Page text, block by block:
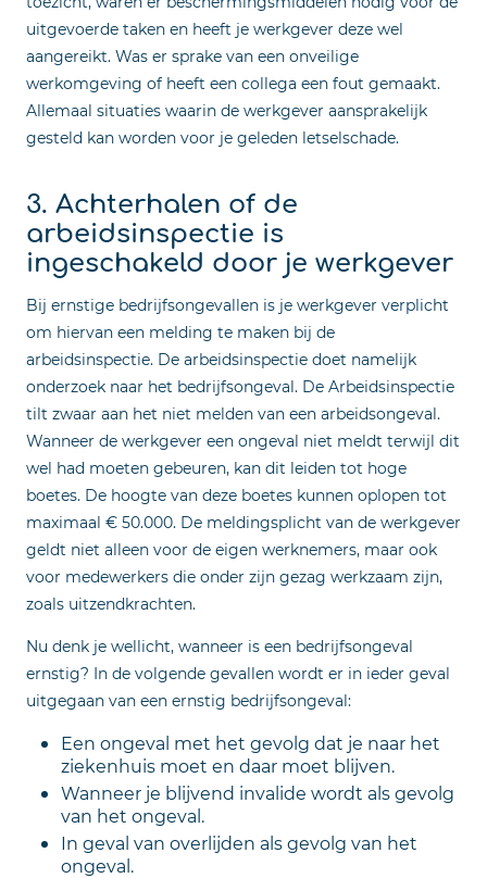
uitgevoerde taken en heeft je werkgever deze wel
aangereikt. Was er sprake van een onveilige
werkomgeving of heeft een collega een fout gemaakt.
Allemaal situaties waarin de werkgever aansprakelijk
gesteld kan worden voor je geleden letselschade.
3. Achterhalen of de
arbeidsinspectie is
ingeschakeld door je werkgever
Bij ernstige bedrijfsongevallen is je werkgever verplicht
om hiervan een melding te maken bij de
arbeidsinspectie. De arbeidsinspectie doet namelijk
onderzoek naar het bedrijfsongeval. De Arbeidsinspectie
tilt zwaar aan het niet melden van een arbeidsongeval.
Wanneer de werkgever een ongeval niet meldt terwijl dit
wel had moeten gebeuren, kan dit leiden tot hoge
boetes. De hoogte van deze boetes kunnen oplopen tot
maximaal € 50.000. De meldingsplicht van de werkgever
geldt niet alleen voor de eigen werknemers, maar ook
voor medewerkers die onder zijn gezag werkzaam zijn,
zoals uitzendkrachten.
Nu denk je wellicht, wanneer is een bedrijfsongeval
ernstig? In de volgende gevallen wordt er in ieder geval
uitgegaan van een ernstig bedrijfsongeval:
Een ongeval met het gevolg dat je naar het
ziekenhuis moet en daar moet blijven.
Wanneer je blijvend invalide wordt als gevolg
van het ongeval.
In geval van overlijden als gevolg van het
ongeval.